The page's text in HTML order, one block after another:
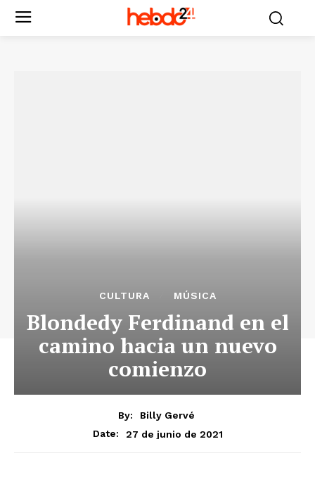
CULTURA MÚSICA
Blondedy Ferdinand en el
camino hacia un nuevo
comienzo
By:
Billy Gervé
Date:
27 de junio de 2021